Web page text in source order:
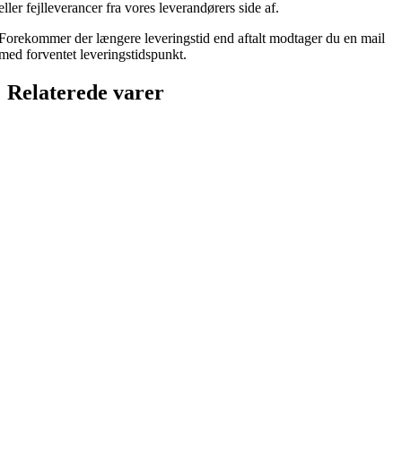
fejlleverancer fra vores leverandørers side af.
der længere leveringstid end aftalt modtager du en mail
forventet leveringstidspunkt.
Relaterede varer